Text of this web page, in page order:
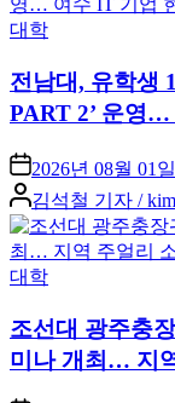
Posted
대학
전남대, 유학생
PART 2’ 운영
2026년 08월 01일
Posted
by
김석철 기자 /
Posted
대학
조선대 광주충
미나 개최… 지